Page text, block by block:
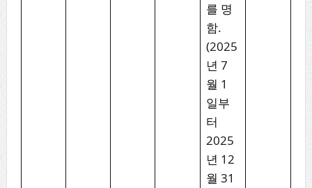
를 명
함.
(2025
년 7
월 1
일부
터
2025
년 12
월 31